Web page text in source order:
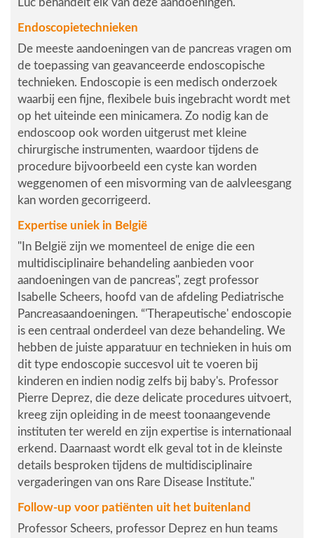
Endoscopietechnieken
De meeste aandoeningen van de pancreas vragen om
de toepassing van geavanceerde endoscopische
technieken. Endoscopie is een medisch onderzoek
waarbij een fijne, flexibele buis ingebracht wordt met
op het uiteinde een minicamera. Zo nodig kan de
endoscoop ook worden uitgerust met kleine
chirurgische instrumenten, waardoor tijdens de
procedure bijvoorbeeld een cyste kan worden
weggenomen of een misvorming van de aalvleesgang
kan worden gecorrigeerd.
Expertise uniek in België
"In België zijn we momenteel de enige die een
multidisciplinaire behandeling aanbieden voor
aandoeningen van de pancreas", zegt professor
Isabelle Scheers, hoofd van de afdeling Pediatrische
Pancreasaandoeningen. “'Therapeutische' endoscopie
is een centraal onderdeel van deze behandeling. We
hebben de juiste apparatuur en technieken in huis om
dit type endoscopie succesvol uit te voeren bij
kinderen en indien nodig zelfs bij baby's. Professor
Pierre Deprez, die deze delicate procedures uitvoert,
kreeg zijn opleiding in de meest toonaangevende
instituten ter wereld en zijn expertise is internationaal
erkend. Daarnaast wordt elk geval tot in de kleinste
details besproken tijdens de multidisciplinaire
vergaderingen van ons Rare Disease Institute."
Follow-up voor patiënten uit het buitenland
Professor Scheers, professor Deprez en hun teams